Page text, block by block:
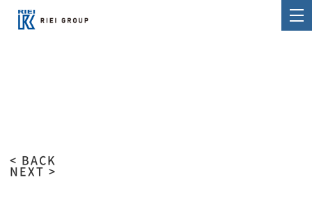
< BACK
NEXT >